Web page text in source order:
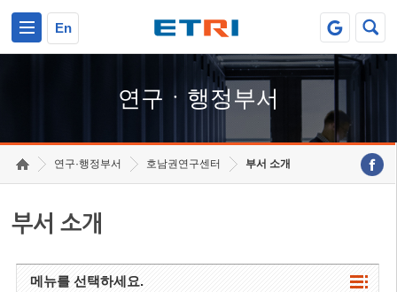
En
연구ㆍ행정부서
연구·행정부서 호남권연구센터 부서 소개
부서 소개
메뉴를 선택하세요.